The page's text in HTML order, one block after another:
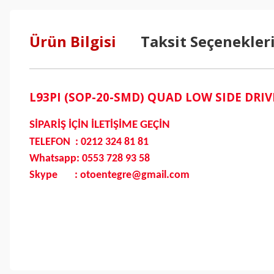
Ürün Bilgisi Taksit
L93PI (SOP-20-SMD) QUAD LOW SIDE
SİPARİŞ İÇİN İLETİŞİME GEÇİN
TELEFON : 0212 324 81 81
Whatsapp: 0553 728 93 58
Skype : otoentegre@gmail.com